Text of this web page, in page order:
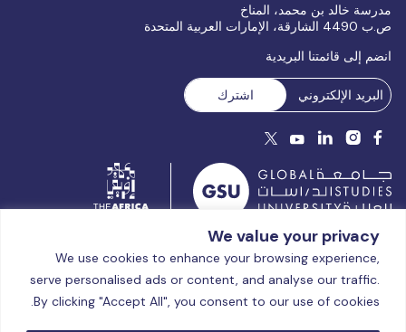
We value your privacy
We use cookies to enhance your browsing experience,
serve personalised ads or content, and analyse our traffic.
By clicking "Accept All", you consent to our use of cookies.
مدرسة خالد بن محمد، المناخ
ص.ب 4490 الشارقة، الإمارات العربية المتحدة
انضم إلى قائمتنا البريدية
مرخصة ومعتمدة من قبل مفوضية الاعتماد الأكاديمي (CAA)، وزارة
التعليم العالي والبحث العلمي بدولة الإمارات العربية المتحدة منذ عام
2025.
© جامعة الدراسات العالمية | جميع الحقوق محفوظة – 2026
الشروط